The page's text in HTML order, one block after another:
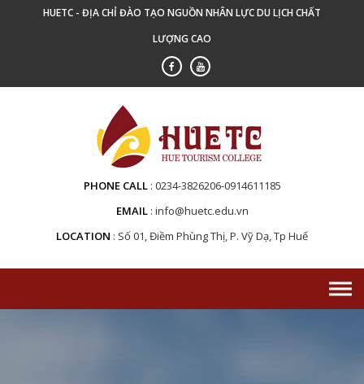
HUETC - ĐỊA CHỈ ĐÀO TẠO NGUỒN NHÂN LỰC DU LỊCH CHẤT
LƯỢNG CAO
PHONE CALL 0234-3826206-0914611185
EMAIL info@huetc.edu.vn
LOCATION
Số 01, Điềm Phùng Thị, P. Vỹ Dạ, Tp Huế